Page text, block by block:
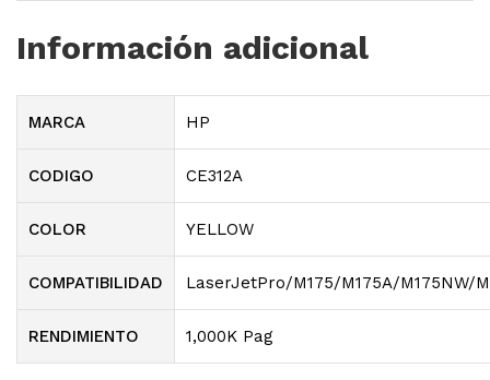
Información adicional
MARCA HP
CODIGO CE312A
COLOR YELLOW
COMPATIBILIDAD LaserJetPro/M175/M175A/M175NW/
RENDIMIENTO 1,000K Pag